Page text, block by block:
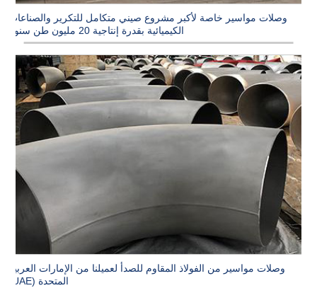
وصلات مواسير خاصة لأكبر مشروع صيني متكامل للتكرير والصناعات
الكيميائية بقدرة إنتاجية 20 مليون طن سنوياً
وصلات مواسير من الفولاذ المقاوم للصدأ لعميلنا من الإمارات العربية
المتحدة (UAE)